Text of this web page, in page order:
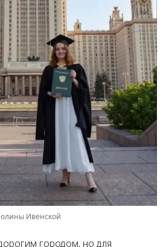
Ивенской
городом, но для